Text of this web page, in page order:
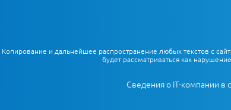
Копирование и дальнейшее распространение любых текстов с
будет рассматриваться как
Сведения о IT-компании в